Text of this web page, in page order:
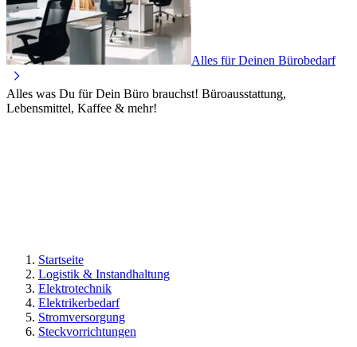
Alles für Deinen Bürobedarf
Alles was Du für Dein Büro brauchst! Büroausstattung,
Lebensmittel, Kaffee & mehr!
Startseite
Logistik & Instandhaltung
Elektrotechnik
Elektrikerbedarf
Stromversorgung
Steckvorrichtungen